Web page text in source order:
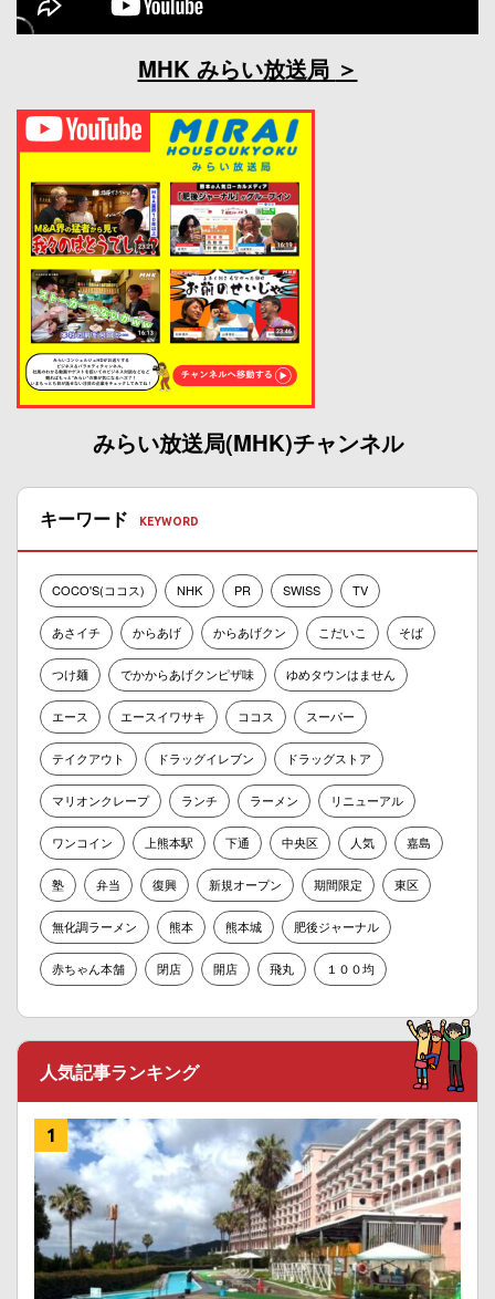
MHK みらい放送局
みらい放送局(MHK)チャンネル
キーワード
COCO'S(ココス) NHK PR SWISS TV
あさイチ からあげ からあげクン こだいこ そば
つけ麺 でかからあげクンピザ味 ゆめタウンはません
エース エースイワサキ ココス スーパー
テイクアウト ドラッグイレブン ドラッグストア
マリオンクレープ ランチ ラーメン リニューアル
ワンコイン 上熊本駅 下通 中央区 人気 嘉島
塾 弁当 復興 新規オープン 期間限定 東区
無化調ラーメン 熊本 熊本城 肥後ジャーナル
赤ちゃん本舗 閉店 開店 飛丸 １００均
人気記事ランキング